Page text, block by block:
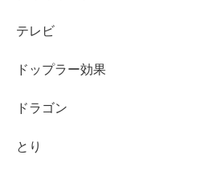
テレビ
ドップラー効果
ドラゴン
とり